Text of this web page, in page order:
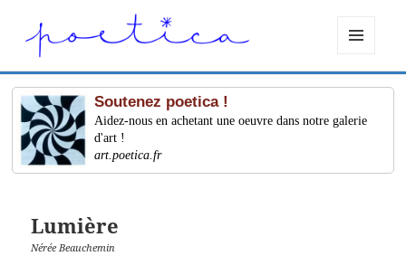
ET
WIDGETS
Soutenez poetica !
Aidez-nous en achetant une oeuvre dans notre galerie
d'art !
art.poetica.fr
Lumière
Nérée Beauchemin